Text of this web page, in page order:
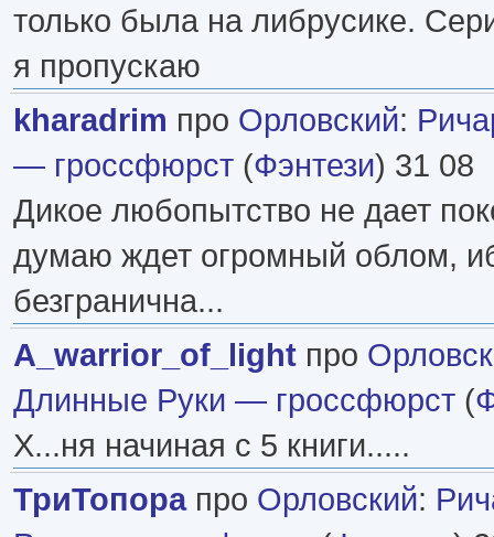
только была на либрусике.
я пропускаю
kharadrim про Орловский:
— гроссфюрст (Фэнтези) 31 08
Дикое любопытство не дает
думаю ждет огромный облом,
безгранична...
A_warrior_of_light про
Длинные Руки — гроссфюрст (
Х...ня начиная с 5 книги.....
ТриТопорапро Орловский: